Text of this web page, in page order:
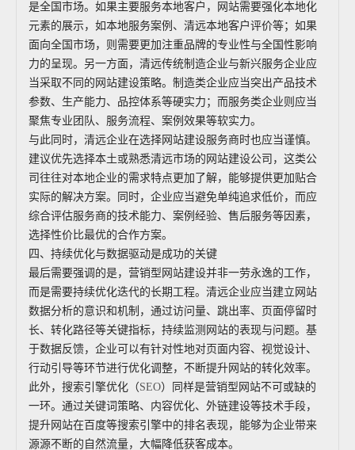
是全国市场。如果主要服务本地客户，网站需要强化本地化
元素的展示，如本地服务案例、清远本地客户评价等；如果
面向全国市场，则需要更加注重品牌的专业性与全国性影响
力的呈现。另一方面，清远传统制造企业与新兴服务企业应
当采取不同的网站建设策略。制造类企业应当突出产品技术
参数、生产能力、品控体系等硬实力；而服务类企业则应当
聚焦专业团队、服务流程、案例效果等软实力。
与此同时，清远企业在选择网站建设服务商时也应当谨慎。
建议优先选择本土或熟悉清远市场的网站建设公司，这类公
司往往对本地企业的需求特点更加了解，能够提供更加贴合
实际的解决方案。同时，企业应当避免单纯追求低价，而应
综合评估服务商的技术能力、案例经验、售后服务等因素，
选择性价比最优的合作方案。
四、持续优化与数据驱动是成功的关键
最后需要强调的是，营销型网站建设并非一劳永逸的工作，
而是需要持续优化迭代的长期工程。清远企业应当建立网站
数据分析的意识和机制，通过访问量、跳出率、页面停留时
长、转化路径等关键指标，持续监测网站的表现与问题。基
于数据反馈，企业可以有针对性地对页面内容、视觉设计、
行动引导等环节进行优化调整，不断提升网站的转化效率。
此外，搜索引擎优化（SEO）同样是营销型网站不可或缺的
一环。通过关键词策略、内容优化、外链建设等技术手段，
提升网站在百度等搜索引擎中的排名表现，能够为企业带来
源源不断的自然流量，大幅降低获客成本。